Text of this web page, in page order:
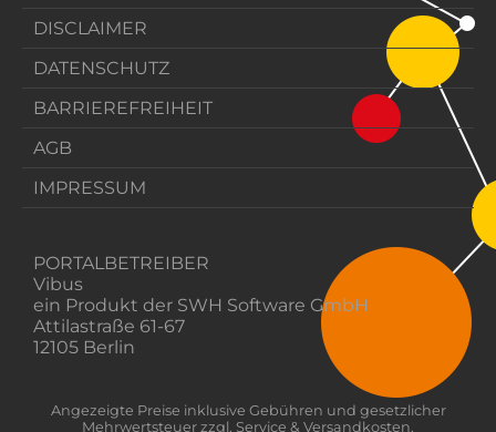
DISCLAIMER
DATENSCHUTZ
BARRIEREFREIHEIT
AGB
IMPRESSUM
PORTALBETREIBER
Vibus
ein Produkt der SWH Software GmbH
Attilastraße 61-67
12105 Berlin
Angezeigte Preise inklusive Gebühren und gesetzlicher
Mehrwertsteuer zzgl. Service & Versandkosten.